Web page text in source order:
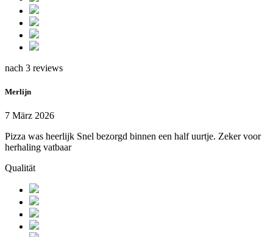
nach 3 reviews
Merlijn
7 März 2026
Pizza was heerlijk Snel bezorgd binnen een half uurtje. Zeker voor
herhaling vatbaar
Qualität